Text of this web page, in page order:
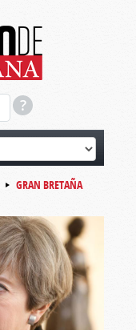
GRAN BRETAÑA